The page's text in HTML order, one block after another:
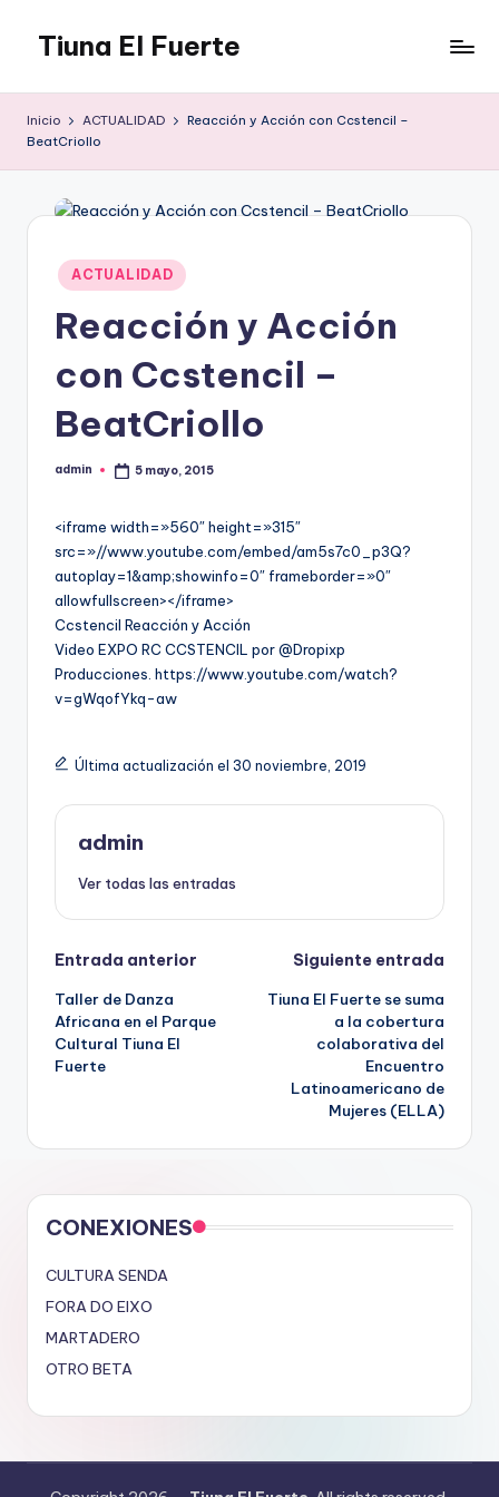
contenido
Tiuna El Fuerte
Espacio
para
Teatro,
Estudio
Grabación,
Anfiteatros,
DanceHall,
Investigación,
Tienda
Graffiti,
Inicio ACTUALIDAD
Reacción y Acción con Ccstencil –
BeatCriollo
Publicado
en
ACTUALIDAD
Reacción y Acción
con Ccstencil –
BeatCriollo
Publicado
admin 5 mayo, 2015
<iframe width=»560″ height=»315″
src=»//www.youtube.com/embed/am5s7c0_p3Q?
autoplay=1&amp;showinfo=0″ frameborder=»0″
allowfullscreen></iframe>
Ccstencil Reacción y Acción
Video EXPO RC CCSTENCIL por @Dropixp
Producciones. https://www.youtube.com/watch?
v=gWqofYkq-aw
Última actualización el 30 noviembre, 2019
admin
Ver todas las entradas
Navegación
de
entradas
Entrada anterior
Taller‬ de Danza
Africana en el Parque
Cultural Tiuna El
Fuerte
Siguiente entrada
Tiuna El Fuerte se suma
a la cobertura
colaborativa del
Encuentro
Latinoamericano de
Mujeres (ELLA)
CONEXIONES
CULTURA SENDA
FORA DO EIXO
MARTADERO
OTRO BETA